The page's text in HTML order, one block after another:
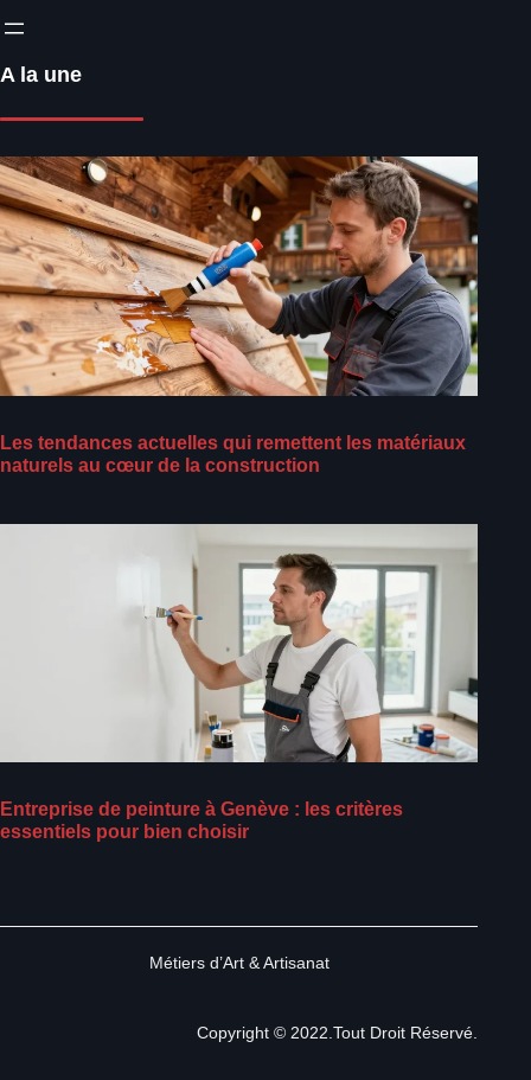
A la une
Les tendances actuelles qui remettent les matériaux
naturels au cœur de la construction
Entreprise de peinture à Genève : les critères
essentiels pour bien choisir
Métiers d’Art & Artisanat
Copyright © 2022.Tout Droit Réservé.